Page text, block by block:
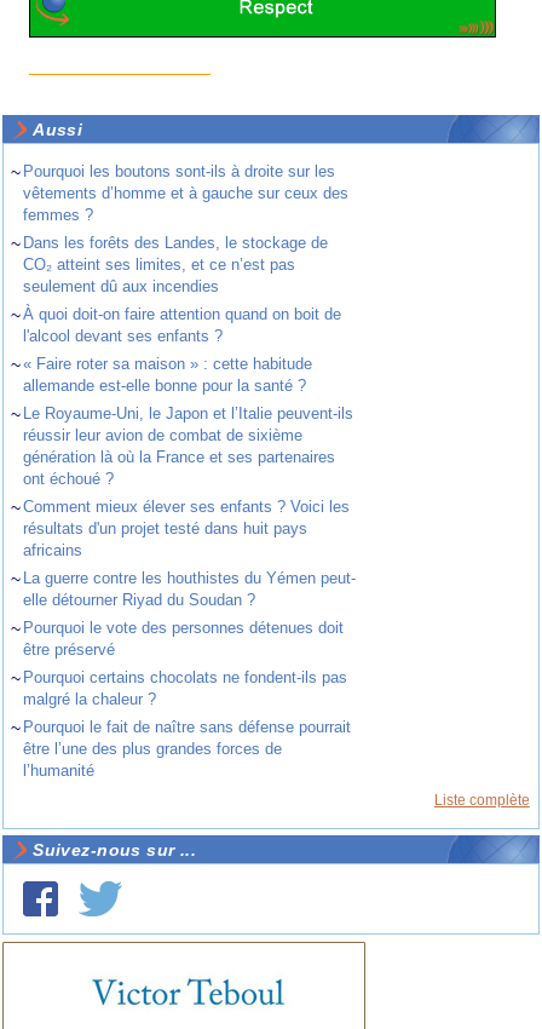
Aussi
~ Pourquoi les boutons sont-ils à droite sur les
vêtements d’homme et à gauche sur ceux des
femmes ?
~ Dans les forêts des Landes, le stockage de
CO₂ atteint ses limites, et ce n’est pas
seulement dû aux incendies
~À quoi doit-on faire attention quand on boit de
l'alcool devant ses enfants ?
~« Faire roter sa maison » : cette habitude
allemande est-elle bonne pour la santé ?
~ Le Royaume-Uni, le Japon et l’Italie peuvent-ils
réussir leur avion de combat de sixième
génération là où la France et ses partenaires
ont échoué ?
~Comment mieux élever ses enfants ? Voici les
résultats d'un projet testé dans huit pays
africains
~ La guerre contre les houthistes du Yémen peut-
elle détourner Riyad du Soudan ?
~ Pourquoi le vote des personnes détenues doit
être préservé
~ Pourquoi certains chocolats ne fondent-ils pas
malgré la chaleur ?
~ Pourquoi le fait de naître sans défense pourrait
être l’une des plus grandes forces de
l’humanité
Liste complète
Suivez-nous sur ...